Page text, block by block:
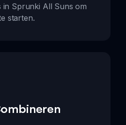
in Sprunki All Suns om
starten.